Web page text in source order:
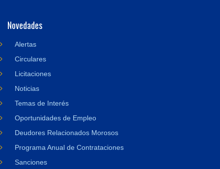
Novedades
Alertas
Circulares
Licitaciones
Noticias
Temas de Interés
Oportunidades de Empleo
Deudores Relacionados Morosos
Programa Anual de Contrataciones
Sanciones